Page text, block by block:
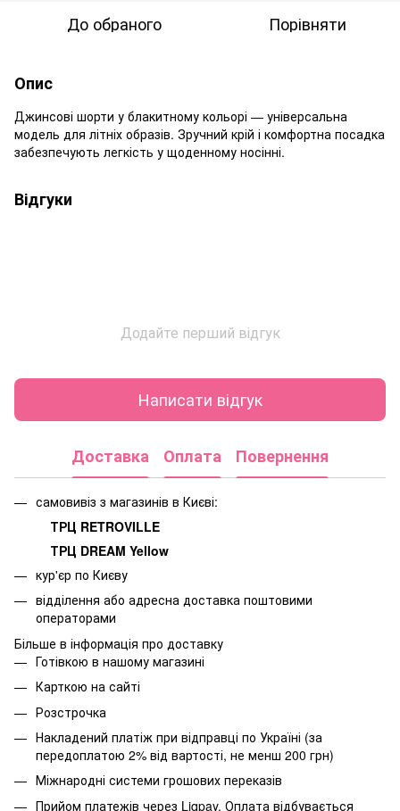
До обраного Порівняти
Опис
Джинсові шорти у блакитному кольорі — універсальна
модель для літніх образів. Зручний крій і комфортна посадка
забезпечують легкість у щоденному носінні.
Відгуки
Додайте перший відгук
Написати відгук
Доставка Оплата Повернення
самовивіз з магазинів в Києві:
ТРЦ RETROVILLE
ТРЦ DREAM Yellow
кур'єр по Києву
відділення або адресна доставка поштовими
операторами
Більше в інформація про доставку
Готівкою в нашому магазині
Карткою на сайті
Розстрочка
Накладений платіж при відправці по Україні (за
передоплатою 2% від вартості, не менш 200 грн)
Міжнародні системи грошових переказів
Прийом платежів через Liqpay. Оплата відбувається